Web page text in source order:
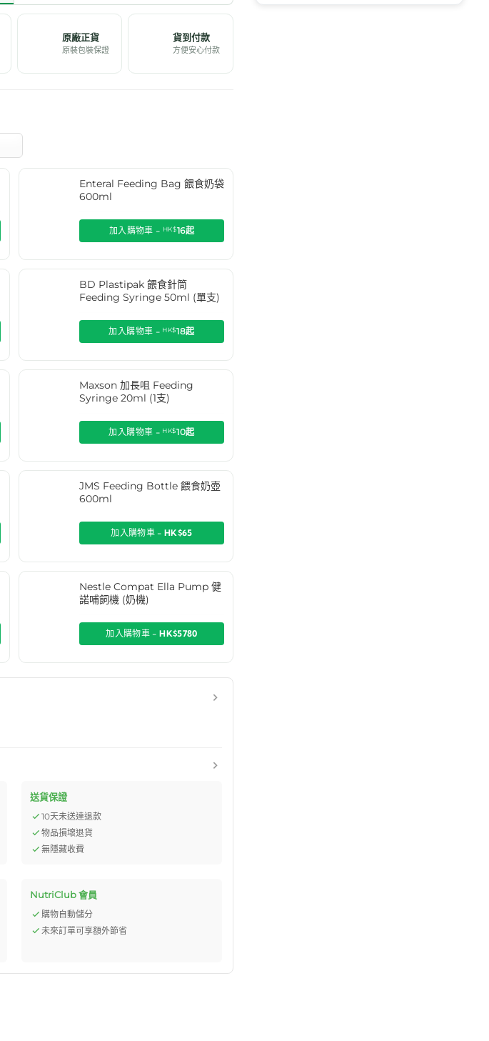
原廠正貨
原裝包裝保證
貨到付款
方便安心付款
Enteral Feeding Bag 餵食奶袋
600ml
加入購物車 - HK$16起
BD Plastipak 餵食針筒
Feeding Syringe 50ml (單支)
加入購物車 - HK$18起
Maxson 加長咀 Feeding
Syringe 20ml (1支)
加入購物車 - HK$10起
JMS Feeding Bottle 餵食奶壺
600ml
加入購物車 -HK$65
Nestle Compat Ella Pump 健
諾哺飼機 (奶機)
加入購物車 -HK$5780
送貨保證
10天未送達退款
物品損壞退貨
無隱藏收費
NutriClub 會員
購物自動儲分
未來訂單可享額外節省